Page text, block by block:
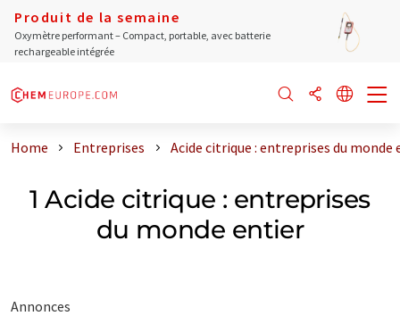
Produit de la semaine
Oxymètre performant – Compact, portable, avec batterie
rechargeable intégrée
Home Entreprises Acide citrique : entreprises du monde
1 Acide citrique : entreprises
du monde entier
Annonces